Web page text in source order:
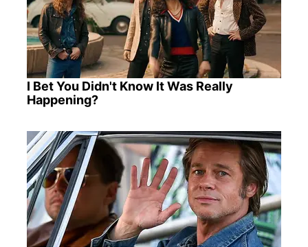
I Bet You Didn't Know It Was Really
Happening?